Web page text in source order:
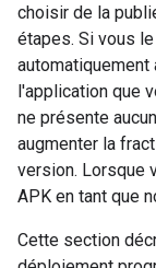
choisir de la
étapes. Si vous
l'application que
ne présente
augmenter la
version. Lorsque
APK en tant que
Cette section